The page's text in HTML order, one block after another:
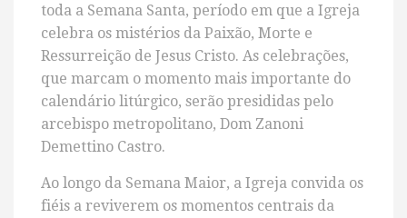
toda a Semana Santa, período em que a Igreja
celebra os mistérios da Paixão, Morte e
Ressurreição de Jesus Cristo. As celebrações,
que marcam o momento mais importante do
calendário litúrgico, serão presididas pelo
arcebispo metropolitano, Dom Zanoni
Demettino Castro.
Ao longo da Semana Maior, a Igreja convida os
fiéis a reviverem os momentos centrais da